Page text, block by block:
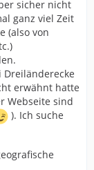
sicher nicht
ganz viel Zeit
(also von
Dreiländerecke
erwähnt hatte
Webseite sind
). Ich suche